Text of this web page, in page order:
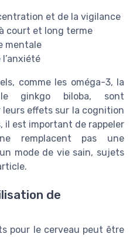
et de la vigilance
court et long terme
mentale
comme les oméga-3, la
le ginkgo biloba, sont
effets sur la cognition
il est important de rappeler
remplacent pas une
mode de vie sain, sujets
de
pour le cerveau peut être